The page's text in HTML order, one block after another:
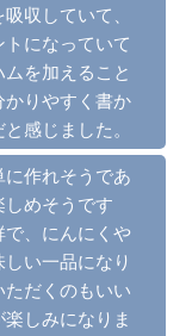
収していて、
になっていて
を加えること
りやすく書か
感じました。
作れそうであ
めそうです
、にんにくや
い一品になり
だくのもいい
しみになりま